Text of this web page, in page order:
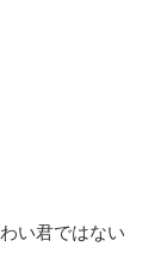
い君ではない